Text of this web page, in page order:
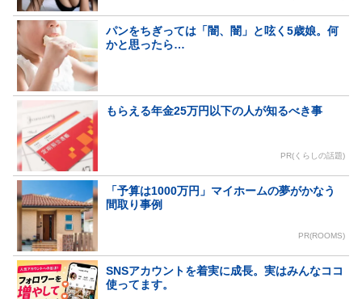
パンをちぎっては「闇、闇」と呟く5歳娘。何
かと思ったら…
もらえる年金25万円以下の人が知るべき事
PR(くらしの話題)
「予算は1000万円」マイホームの夢がかなう
間取り事例
PR(ROOMS)
SNSアカウントを着実に成長。実はみんなココ
使ってます。